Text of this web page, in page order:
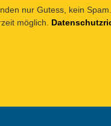
nur Gutess, kein
möglich.